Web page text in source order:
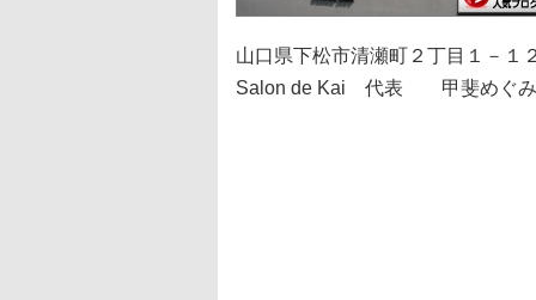
山口県下松市清瀬町２丁目１－１
Salon de Kai 代表 甲斐めぐみ